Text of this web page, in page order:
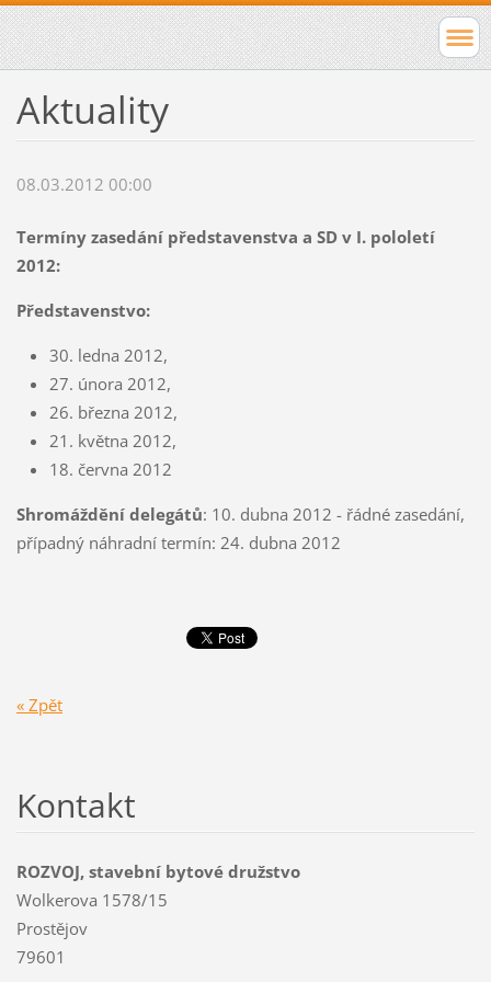
Aktuality
08.03.2012 00:00
Termíny zasedání představenstva a SD v I. pololetí
2012:
Představenstvo:
30. ledna 2012,
27. února 2012,
26. března 2012,
21. května 2012,
18. června 2012
Shromáždění delegátů: 10. dubna 2012 - řádné zasedání,
případný náhradní termín: 24. dubna 2012
« Zpět
Kontakt
ROZVOJ, stavební bytové družstvo
Wolkerova 1578/15
Prostějov
79601